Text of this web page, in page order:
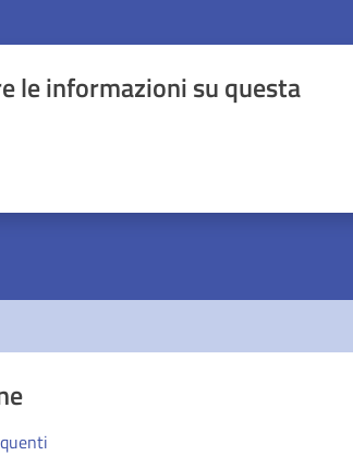
le informazioni su questa